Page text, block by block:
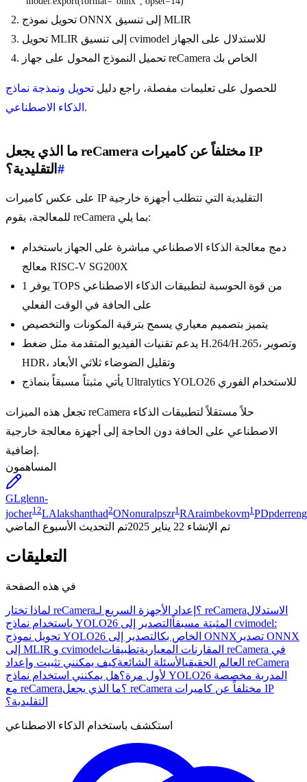
تحويل نموذج ONNX إلى تنسيق MLIR
تحويل MLIR إلى تنسيق cvimodel للاستدلال على الجهاز
تحميل النموذج المحول على جهاز reCamera الخاص بك
للحصول على تعليمات مفصلة، راجع دليل تحويل ونمذجة نماذج
الذكاء الاصطناعي .
ما الذي يجعل reCamera مختلفاً عن كاميرات IP
التقليدية؟ #
على عكس كاميرات IP التقليدية التي تتطلب أجهزة خارجية
للمعالجة، يقوم reCamera بما يلي:
دمج معالجة الذكاء الاصطناعي مباشرة على الجهاز باستخدام
معالج RISC-V SG200X
يوفر 1 TOPS من قوة الحوسبة لتطبيقات الذكاء الاصطناعي
على الحافة في الوقت الفعلي
يتميز بتصميم معياري يسمح بترقية المكونات والتخصيص
يدعم تقنيات الفيديو المتقدمة مثل ضغط H.264/H.265، وتصوير
HDR، وتقليل الضوضاء ثلاثي الأبعاد
يأتي مثبتاً مسبقاً بنماذج Ultralytics YOLO26 للاستخدام الفوري
تجعل هذه الميزات reCamera حلاً مستقلاً لتطبيقات الذكاء
الاصطناعي على الحافة دون الحاجة إلى أجهزة معالجة خارجية
إضافية.
المساهمون
GLglenn-
jocher12LAlakshanthad2ONonuralpszr1 RAraimbekovm1 PD
تم الإنشاء 22 يناير 2025 تم التحديث الأسبوع الماضي
التعليقات
في هذه الصفحة
لماذا تختار reCamera؟ إعداد الأجهزة السريع لـ reCameraالاستدلال
باستخدام نماذج YOLO26 المثبتة مسبقاً التصدير إلى cvimodel:
تحويل نموذج YOLO26 الخاص بك التصدير إلى ONNX تصدير ONNX
إلى MLIR و cvimodel
المقارنات المعياريةتطبيقات reCamera في
العالم الحقيقيالأسئلة الشائعةكيف يمكنني تثبيت وإعداد reCamera
لأول مرة؟هل يمكنني استخدام نماذج YOLO26 المدربة مخصصة
مع reCamera؟ما الذي يجعل reCamera مختلفاً عن كاميرات IP
التقليدية؟
استكشف باستخدام الذكاء الاصطناعي